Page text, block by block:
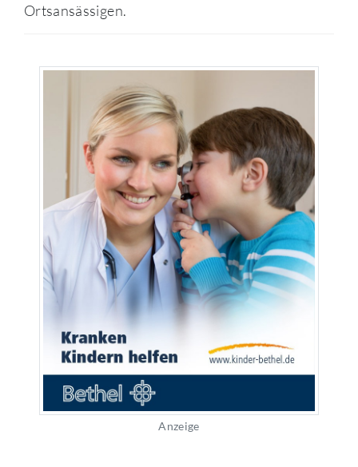
Ortsansässigen.
Anzeige